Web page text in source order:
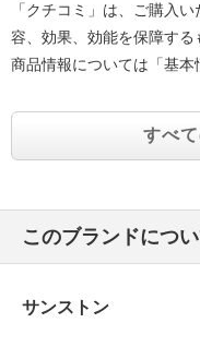
「クチコミ」は、ご購入
容、効果、効能を保障する
商品情報については「基本
すべ
このブランドにつ
サンストン